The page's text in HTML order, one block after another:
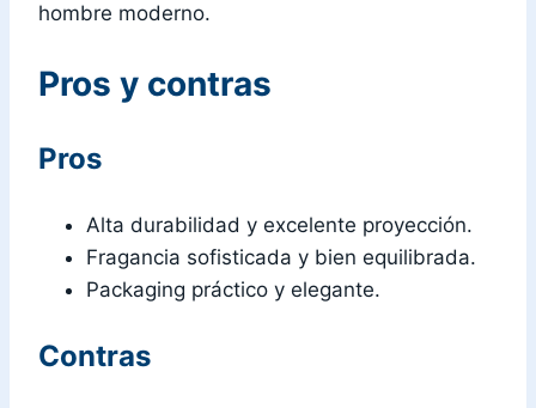
hombre moderno.
Pros y contras
Pros
Alta durabilidad y excelente proyección.
Fragancia sofisticada y bien equilibrada.
Packaging práctico y elegante.
Contras